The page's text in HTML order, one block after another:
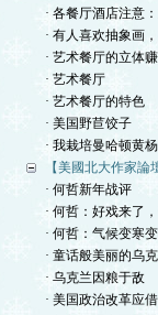
· 各餐厅酒店注意
· 有人喜欢抽象画
· 艺术餐厅的立体
· 艺术餐厅
· 艺术餐厅的特色
· 美国野苣饺子
· 我栽培曼哈顿黄杨
【美國北大作家論
· 何哲新年战评
· 何哲：好戏来了
· 何哲：气候变寒
· 童话般美丽的乌
· 乌克兰因粮于敌
· 美国政治改革应